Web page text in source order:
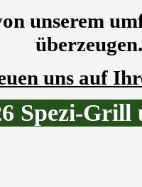
unserem
überzeugen.
uns auf
Spezi-